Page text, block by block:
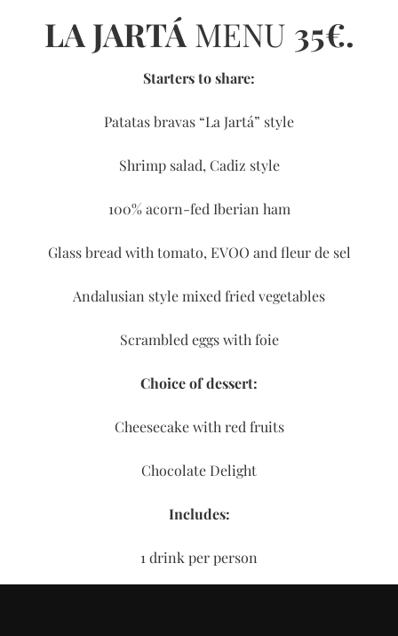
LA JARTÁ MENU 35€.
Starters to share:
Patatas bravas “La Jartá” style
Shrimp salad, Cadiz style
100% acorn-fed Iberian ham
Glass bread with tomato, EVOO and fleur de sel
Andalusian style mixed fried vegetables
Scrambled eggs with foie
Choice of dessert:
Cheesecake with red fruits
Chocolate Delight
Includes:
1 drink per person